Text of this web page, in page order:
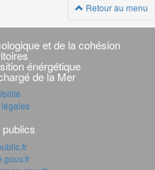
Retour au menu
et de la cohésion
énérgétique
de la Mer